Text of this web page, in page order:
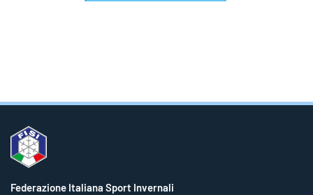
Federazione Italiana Sport Invernali